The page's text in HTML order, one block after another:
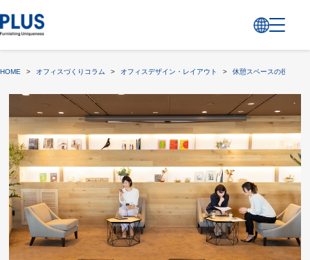
HOME > オフィスづくりコラム > オフィスデザイン・レイアウト > 休憩スペースの役割、